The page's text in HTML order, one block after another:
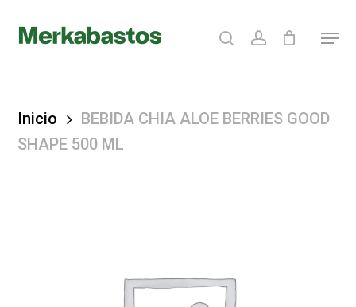
searchaccount Menu
Inicio
BEBIDA CHIA ALOE BERRIES GOOD
SHAPE 500 ML
Close